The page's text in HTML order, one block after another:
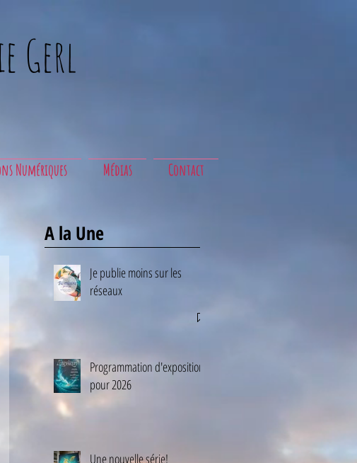
Gerl
Numériques Médias Contact
A la Une
Je publie moins sur les
réseaux
Programmation d'exposition
pour 2026
Une nouvelle série!